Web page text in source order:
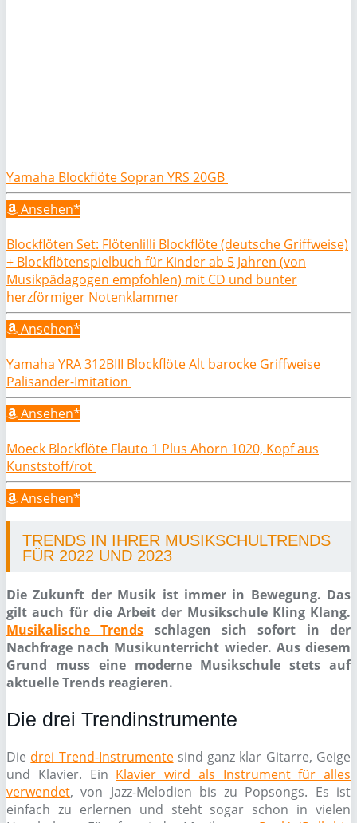
Yamaha Blockflöte Sopran YRS 20GB
Ansehen*
Blockflöten Set: Flötenlilli Blockflöte (deutsche Griffweise)
+ Blockflötenspielbuch für Kinder ab 5 Jahren (von
Musikpädagogen empfohlen) mit CD und bunter
herzförmiger Notenklammer
Ansehen*
Yamaha YRA 312BIII Blockflöte Alt barocke Griffweise
Palisander-Imitation
Ansehen*
Moeck Blockflöte Flauto 1 Plus Ahorn 1020, Kopf aus
Kunststoff/rot
Ansehen*
TRENDS IN IHRER MUSIKSCHULTRENDS
FÜR 2022 UND 2023
Die Zukunft der Musik ist immer in Bewegung. Das
gilt auch für die Arbeit der Musikschule Kling Klang.
Musikalische Trends schlagen sich sofort in der
Nachfrage nach Musikunterricht wieder. Aus diesem
Grund muss eine moderne Musikschule stets auf
aktuelle Trends reagieren.
Die drei Trendinstrumente
Die drei Trend-Instrumentesind ganz klar Gitarre, Geige
und Klavier. Ein Klavier wird als Instrument für alles
verwendet, von Jazz-Melodien bis zu Popsongs. Es ist
einfach zu erlernen und steht sogar schon in vielen